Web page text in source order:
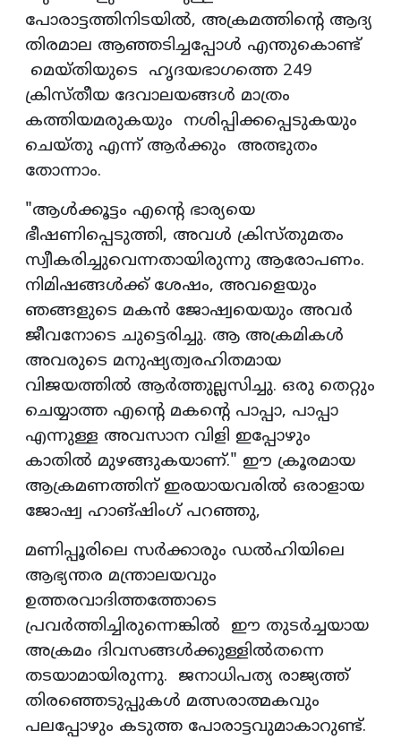
പോരാട്ടത്തിനിടയിൽ, അക്രമത്തിന്റെ ആദ്യ
തിരമാല ആഞ്ഞടിച്ചപ്പോൾ എന്തുകൊണ്ട്
മെയ്തിയുടെ ഹൃദയഭാഗത്തെ 249
ക്രിസ്തീയ ദേവാലയങ്ങൾ മാത്രം
കത്തിയമരുകയും നശിപ്പിക്കപ്പെടുകയും
ചെയ്തു എന്ന് ആർക്കും അത്ഭുതം
തോന്നാം.
"ആൾക്കൂട്ടം എന്റെ ഭാര്യയെ
ഭീഷണിപ്പെടുത്തി, അവൾ ക്രിസ്തുമതം
സ്വീകരിച്ചുവെന്നതായിരുന്നു ആരോപണം.
നിമിഷങ്ങൾക്ക് ശേഷം, അവളെയും
ഞങ്ങളുടെ മകൻ ജോഷ്വയെയും അവർ
ജീവനോടെ ചുട്ടെരിച്ചു. ആ അക്രമികൾ
അവരുടെ മനുഷ്യത്വരഹിതമായ
വിജയത്തിൽ ആർത്തുല്ലസിച്ചു. ഒരു തെറ്റും
ചെയ്യാത്ത എന്റെ മകന്റെ പാപ്പാ, പാപ്പാ
എന്നുള്ള അവസാന വിളി ഇപ്പോഴും
കാതിൽ മുഴങ്ങുകയാണ്." ഈ ക്രൂരമായ
ആക്രമണത്തിന് ഇരയായവരിൽ ഒരാളായ
ജോഷ്വ ഹാങ്‌ഷിംഗ് പറഞ്ഞു,
മണിപ്പൂരിലെ സർക്കാരും ഡൽഹിയിലെ
ആഭ്യന്തര മന്ത്രാലയവും
ഉത്തരവാദിത്തത്തോടെ
പ്രവർത്തിച്ചിരുന്നെങ്കിൽ ഈ തുടർച്ചയായ
അക്രമം ദിവസങ്ങൾക്കുള്ളിൽതന്നെ
തടയാമായിരുന്നു. ജനാധിപത്യ രാജ്യത്ത്
തിരഞ്ഞെടുപ്പുകൾ മത്സരാത്മകവും
പലപ്പോഴും കടുത്ത പോരാട്ടവുമാകാറുണ്ട്.